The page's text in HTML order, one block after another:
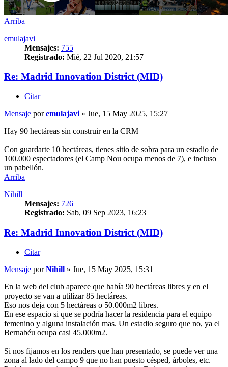
Arriba
emulajavi
Mensajes: 755
Registrado: Mié, 22 Jul 2020, 21:57
Re: Madrid Innovation District (MID)
Citar
Mensaje poremulajavi » Jue, 15 May 2025, 15:27
Hay 90 hectáreas sin construir en la CRM
Con guardarte 10 hectáreas, tienes sitio de sobra para un estadio de
100.000 espectadores (el Camp Nou ocupa menos de 7), e incluso
un pabellón.
Arriba
Nihill
Mensajes: 726
Registrado: Sab, 09 Sep 2023, 16:23
Re: Madrid Innovation District (MID)
Citar
Mensaje porNihill » Jue, 15 May 2025, 15:31
En la web del club aparece que había 90 hectáreas libres y en el
proyecto se van a utilizar 85 hectáreas.
Eso nos deja con 5 hectáreas o 50.000m2 libres.
En ese espacio si que se podría hacer la residencia para el equipo
femenino y alguna instalación mas. Un estadio seguro que no, ya el
Bernabéu ocupa casi 45.000m2.
Si nos fijamos en los renders que han presentado, se puede ver una
zona al lado del campo 9 que no han puesto césped, árboles, etc.